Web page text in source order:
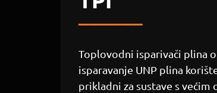
______
Toplovodni isparivači plina
isparavanje UNP plina
prikladni za sustave s